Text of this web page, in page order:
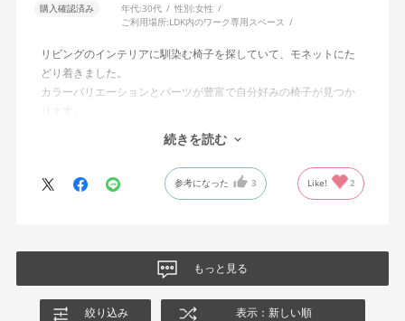
購入確認済み 年代:30代 性別:女性
ご利用場所:LDK内のワーク専用スペース
リビングのインテリアに馴染む椅子を探していて、モネットにた
どり着きました。
カラーバリエーションとパーツが豊富で自分好みの椅子が見つか
オフィスチェアにしては比較的コンパクトで家に置くのに最適で
した、座り心地も良く大変気に入っています。
今回どうしても欲しい色の組み合わせがあったので固定肘の物を
購入しましたが、欲を言えば稼働肘バージョンもバイカラーなど
続きを読む
参考になった 3 Like! 2
もっと見る
絞り込み 表示：新しい順